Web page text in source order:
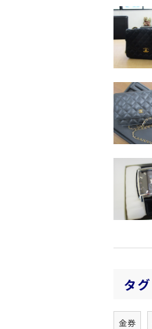
タグ
金券